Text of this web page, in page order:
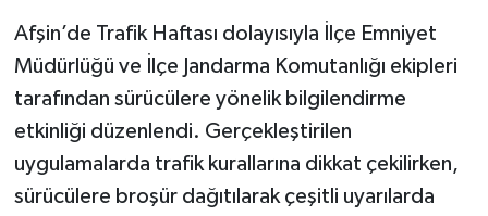
Afşin’de Trafik Haftası dolayısıyla İlçe Emniyet
Müdürlüğü ve İlçe Jandarma Komutanlığı ekipleri
tarafından sürücülere yönelik bilgilendirme
etkinliği düzenlendi. Gerçekleştirilen
uygulamalarda trafik kurallarına dikkat çekilirken,
sürücülere broşür dağıtılarak çeşitli uyarılarda